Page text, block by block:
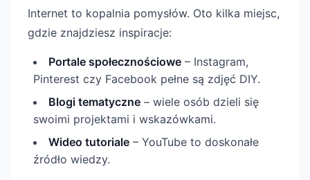
Internet to kopalnia pomysłów. Oto kilka miejsc,
gdzie znajdziesz inspiracje:
Portale społecznościowe – Instagram,
Pinterest czy Facebook pełne są zdjęć DIY.
Blogi tematyczne – wiele osób dzieli się
swoimi projektami i wskazówkami.
Wideo tutoriale – YouTube to doskonałe
źródło wiedzy.